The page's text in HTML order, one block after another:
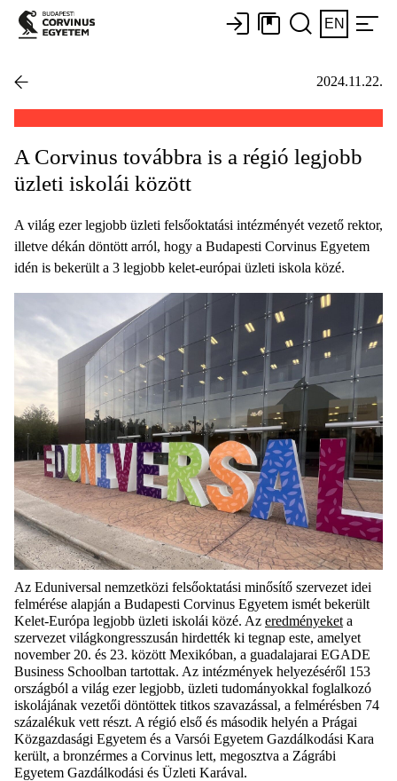
EN
2024.11.22.
A Corvinus továbbra is a régió legjobb
üzleti iskolái között
A világ ezer legjobb üzleti felsőoktatási intézményét vezető rektor,
illetve dékán döntött arról, hogy a Budapesti Corvinus Egyetem
idén is bekerült a 3 legjobb kelet-európai üzleti iskola közé.
Az Eduniversal nemzetközi felsőoktatási minősítő szervezet idei
felmérése alapján a Budapesti Corvinus Egyetem ismét bekerült
Kelet-Európa legjobb üzleti iskolái közé. Az eredményeket a
szervezet világkongresszusán hirdették ki tegnap este, amelyet
november 20. és 23. között Mexikóban, a guadalajarai EGADE
Business Schoolban tartottak. Az intézmények helyezéséről 153
országból a világ ezer legjobb, üzleti tudományokkal foglalkozó
iskolájának vezetői döntöttek titkos szavazással, a felmérésben 74
százalékuk vett részt. A régió első és második helyén a Prágai
Közgazdasági Egyetem és a Varsói Egyetem Gazdálkodási Kara
került, a bronzérmes a Corvinus lett, megosztva a Zágrábi
Egyetem Gazdálkodási és Üzleti Karával.